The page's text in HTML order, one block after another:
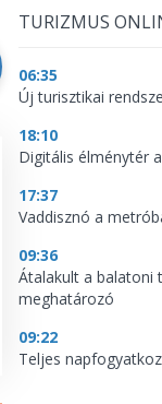
TURIZMUS
06:35
Új turisztikai
18:10
Digitális élménytér
17:37
Vaddisznó a
09:36
Átalakult a balatoni
meghatározó
09:22
Teljes